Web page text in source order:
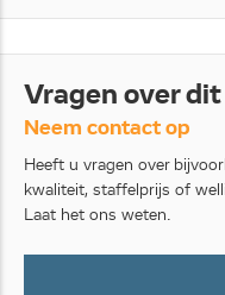
Vragen over
Neem contact op
Heeft u vragen over
kwaliteit, staffelprijs of
Laat het ons weten.